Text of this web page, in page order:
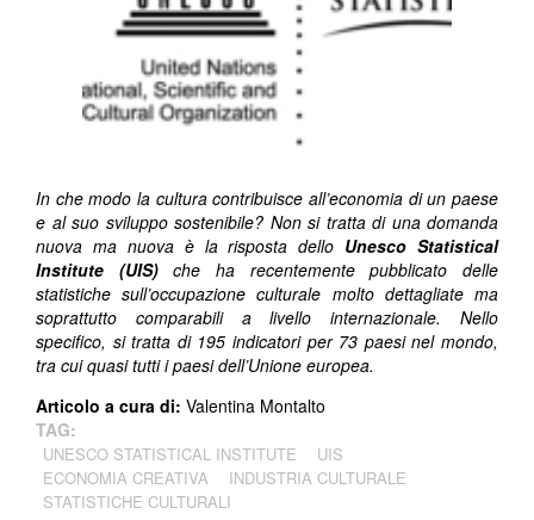
In che modo la cultura contribuisce all’economia di un paese
e al suo sviluppo sostenibile? Non si tratta di una domanda
nuova ma nuova è la risposta dello Unesco Statistical
Institute (UIS)che ha recentemente pubblicato delle
statistiche sull’occupazione culturale molto dettagliate ma
soprattutto comparabili a livello internazionale. Nello
specifico, si tratta di 195 indicatori per 73 paesi nel mondo,
tra cui quasi tutti i paesi dell’Unione europea.
Articolo a cura di: Valentina Montalto
TAG:
UNESCO STATISTICAL INSTITUTE
UIS
ECONOMIA CREATIVA
INDUSTRIA CULTURALE
STATISTICHE CULTURALI